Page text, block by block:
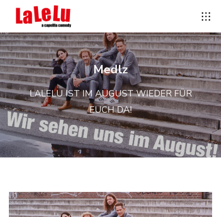
Medlz
LALELU IST IM AUGUST WIEDER FÜR
EUCH DA!